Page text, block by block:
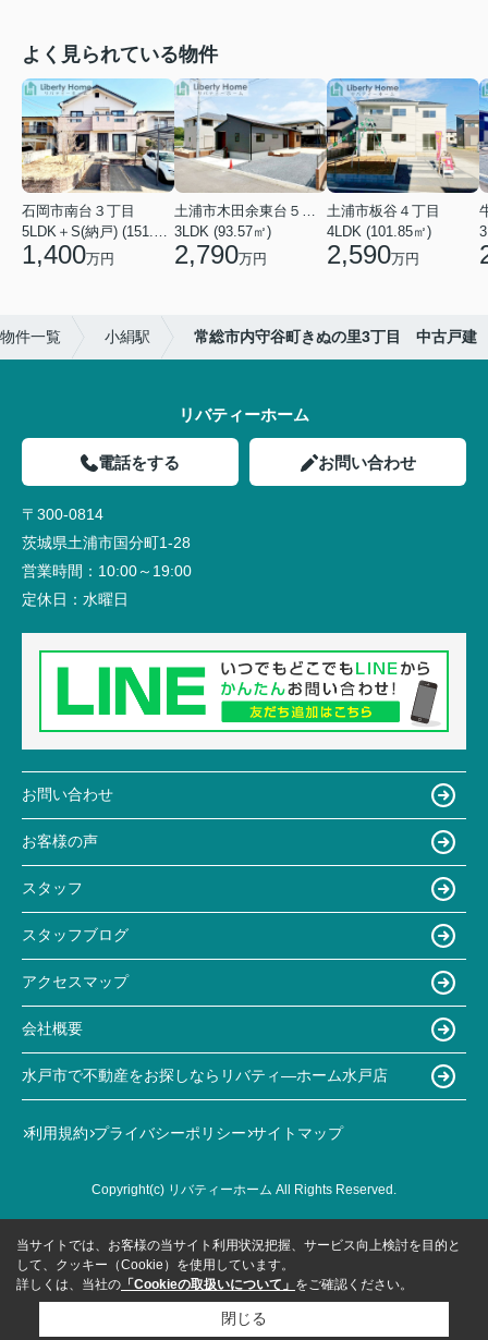
よく見られている物件
石岡市南台３丁目
1,400万円
3LDK (93.57㎡)
2,790万円
土浦市板谷４丁目
4LDK (101.85㎡)
2,590万円
件一覧 小絹駅 常総市内守谷町きぬの里3丁目 中古戸建
リバティーホーム
電話をする お問い合わせ
〒300-0814
茨城県土浦市国分町1-28
営業時間： 10:00～19:00
定休日： 水曜日
お問い合わせ
お客様の声
スタッフ
スタッフブログ
アクセスマップ
会社概要
水戸市で不動産をお探しならリバティ―ホーム水戸店
利用規約 プライバシーポリシー サイトマップ
Copyright(c) リバティーホーム All Rights Reserved.
当サイトでは、お客様の当サイト利用状況把握、サービス向上検討を目的と
して、クッキー（Cookie）を使用しています。
詳しくは、当社の 「Cookieの取扱いについて」 をご確認ください。
閉じる